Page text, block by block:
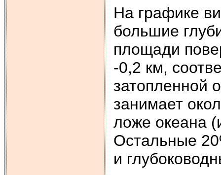
На графике
большие
площади
-0,2 км,
затопленной
занимает
ложе океана
Остальные
и